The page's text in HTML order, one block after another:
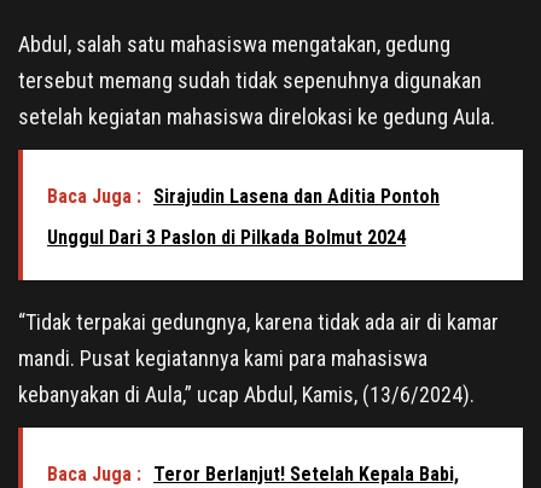
Abdul, salah satu mahasiswa mengatakan, gedung
tersebut memang sudah tidak sepenuhnya digunakan
setelah kegiatan mahasiswa direlokasi ke gedung Aula.
Baca Juga : Sirajudin Lasena dan Aditia Pontoh
Unggul Dari 3 Paslon di Pilkada Bolmut 2024
“Tidak terpakai gedungnya, karena tidak ada air di kamar
mandi. Pusat kegiatannya kami para mahasiswa
kebanyakan di Aula,” ucap Abdul, Kamis, (13/6/2024).
Baca Juga : Teror Berlanjut! Setelah Kepala Babi,